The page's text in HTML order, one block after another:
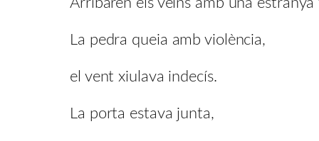
La pedra queia amb violència,
el vent xiulava indecís.
La porta estava junta,